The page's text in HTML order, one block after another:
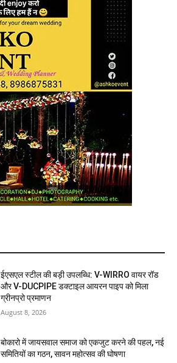
ईएसएल स्टील की बड़ी उपलब्धि: V-WIRRO वायर रॉड
और V-DUCPIPE डक्टाइल आयरन पाइप को मिला
ग्रीनप्रो प्रमाणन
August 8, 2026
बोकारो में जायसवाल समाज को एकजुट करने की पहल, नई
समितियों का गठन, सावन महोत्सव की घोषणा